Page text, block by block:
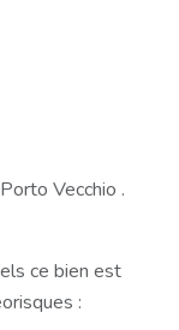
Vecchio .
ce bien est
: